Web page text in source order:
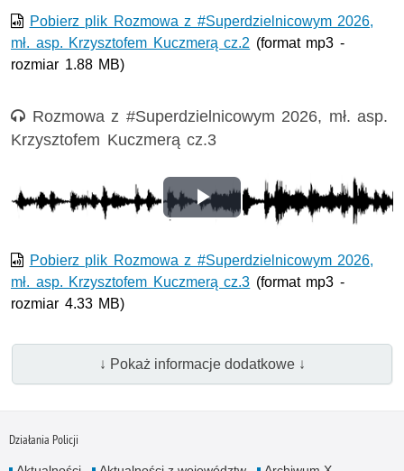
wideo
Pobierz plik Rozmowa z #Superdzielnicowym 2026,
mł. asp. Krzysztofem Kuczmerą cz.2 (format mp3 -
rozmiar 1.88 MB)
Nagranie audio
Rozmowa z #Superdzielnicowym 2026, mł. asp.
Krzysztofem Kuczmerą cz.3
Odtwórz
wideo
Pobierz plik Rozmowa z #Superdzielnicowym 2026,
mł. asp. Krzysztofem Kuczmerą cz.3 (format mp3 -
rozmiar 4.33 MB)
↓ Pokaż informacje dodatkowe ↓
Działania Policji